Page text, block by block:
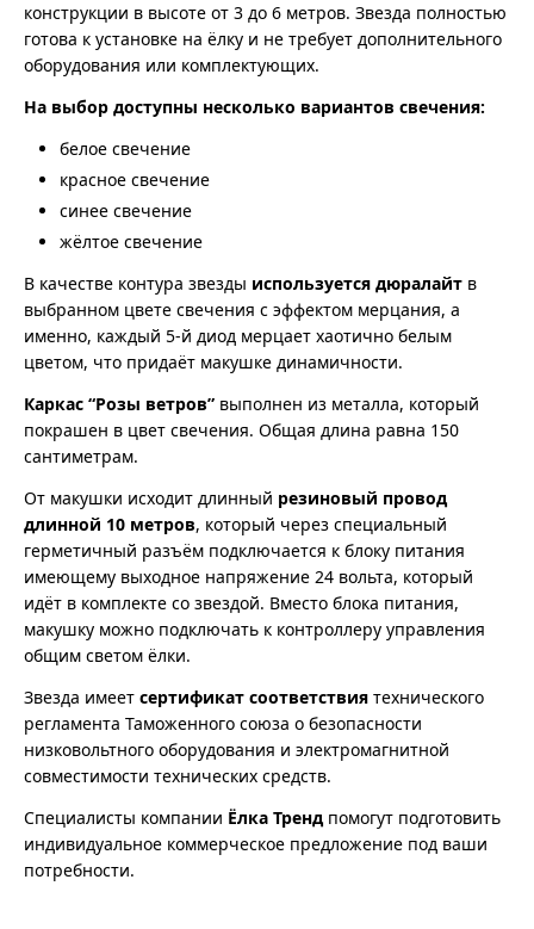
конструкции в высоте от 3 до 6 метров. Звезда полностью
готова к установке на ёлку и не требует дополнительного
оборудования или комплектующих.
На выбор доступны несколько вариантов свечения:
белое свечение
красное свечение
синее свечение
жёлтое свечение
В качестве контура звезды используется дюралайт в
выбранном цвете свечения с эффектом мерцания, а
именно, каждый 5-й диод мерцает хаотично белым
цветом, что придаёт макушке динамичности.
Каркас “Розы ветров” выполнен из металла, который
покрашен в цвет свечения. Общая длина равна 150
сантиметрам.
От макушки исходит длинный резиновый провод
длинной 10 метров, который через специальный
герметичный разъём подключается к блоку питания
имеющему выходное напряжение 24 вольта, который
идёт в комплекте со звездой. Вместо блока питания,
макушку можно подключать к контроллеру управления
общим светом ёлки.
Звезда имеет сертификат соответствия технического
регламента Таможенного союза о безопасности
низковольтного оборудования и электромагнитной
совместимости технических средств.
Специалисты компании Ёлка Трендпомогут подготовить
индивидуальное коммерческое предложение под ваши
потребности.